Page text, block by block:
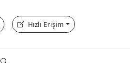
Hızlı Erişim